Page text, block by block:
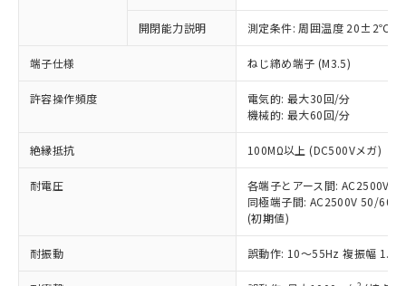
開閉能力説明 測定条件: 周囲温度 20±2℃、
端子仕様 ねじ締め端子 (M3.5)
許容操作頻度
電気的: 最大30回/分
機械的: 最大60回/分
絶縁抵抗 100MΩ以上 (DC500Vメガ)
耐電圧
各端子とアース間: AC2500V
同極端子間: AC2500V 50/
(初期値)
耐振動 誤動作: 10～55Hz 複振幅
以下の条件をお読みいただき、同意のうえ
本サービスは、当社制御機器事業取扱
商品の当社在庫状況および標準価格
(税抜)を提供させていただくもので
当社制御機器事業取扱商品の中には、
本サービスの対象外となる商品もある
ことをご了承ください。
在庫状況および標準価格照会結果は、
記載している更新日時点での社内デー
タに基づき作成されるものであり、閲
覧された時点での実際の在庫および標
対応予定なし：EU RoHS指令（10物質）の
定はありません。
調査・確認中：EU RoHS指令（10物質）の
非含有の対応状況を調査中または確認中の
非該当品：ライセンス料など無形物で、有
害物質有無と関係のない商品です。
仕入先様の事情により、非含有部品として
いたものが、含有品と判明した場合などや
むを得ず変更することがあります。
鉛(Pb) 1000ppm以下、 水銀(Hg) 1000ppm以下、 カド
※1 中国RoHS○×表
「○」：最大均質材料含有率が中国RoHSの
基準値以下であることを示します。
「×」：最大均質材料含有率が中国RoHSの
基準値を超えていることを示します。
「－」：未確認です。当社販売部門へお問
当社は、これら貴社製品のうち、外国
為替および外国貿易法に定める商品
（以下｢規制貨物等」という）を輸出
または国外への提供する場合は、日本
国政府の輸出許可(または役務取引許